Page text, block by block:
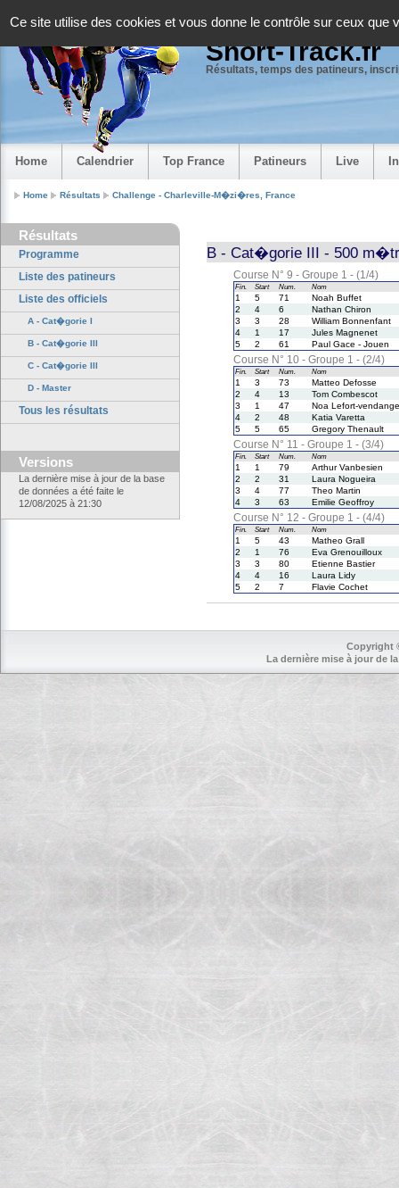
Ce site utilise des cookies et vous donne le contrôle sur ceux que
Short-Track.fr
Résultats, temps des patineurs,
Home Calendrier Top France Patineurs Live
Home Résultats Challenge - Charleville-M�zi�res, France
Résultats
Programme
Liste des patineurs
Liste des officiels
A - Cat�gorie I
B - Cat�gorie III
C - Cat�gorie III
D - Master
Tous les résultats
Versions
La dernière mise à jour de la base
de données a été faite le
12/08/2025 à 21:30
B - Cat�gorie III - 500
Course N° 9 - Groupe 1 - (1/4)
Fin. Start Num. Nom
1 5 71
Noah Buffet
2
4 6
Nathan Chiron
3
3 28
William Bonnenfant
4
1 17
Jules Magnenet
5
2 61 Paul Gace - Jouen
Course N° 10 - Groupe 1 - (2/4)
Fin. Start Num. Nom
1 3 73
Matteo Defosse
2
4 13
Tom Combescot
3
1 47
Noa Lefort-vendange
4
2 48
Katia Varetta
5
5 65 Gregory Thenault
Course N° 11 - Groupe 1 - (3/4)
Fin. Start Num. Nom
1 1 79
Arthur Vanbesien
2
2 31
Laura Nogueira
3
4 77
Theo Martin
4
3 63 Emilie Geoffroy
Course N° 12 - Groupe 1 - (4/4)
Fin. Start Num. Nom
1 5 43
Matheo Grall
2
1 76
Eva Grenouilloux
3
3 80
Etienne Bastier
4
4 16
Laura Lidy
5
2 7 Flavie Cochet
Copyright
La dernière mise à jour de